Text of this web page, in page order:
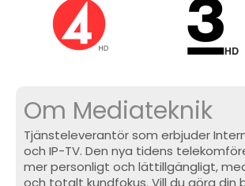
Om Mediateknik
Tjänsteleverantör som erbjuder
och IP-TV. Den nya tidens
mer personligt och lättillgängligt,